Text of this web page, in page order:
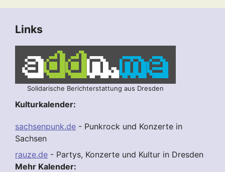
Links
Solidarische Berichterstattung aus Dresden
Kulturkalender:
sachsenpunk.de - Punkrock und Konzerte in
Sachsen
rauze.de - Partys, Konzerte und Kultur in Dresden
Mehr Kalender: